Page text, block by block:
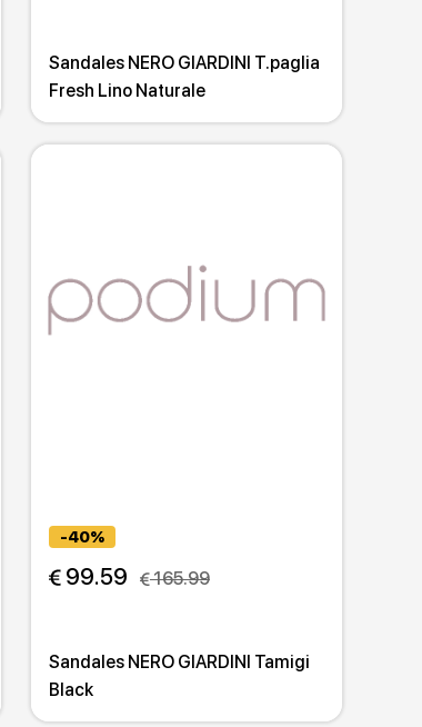
Sandales NERO GIARDINI T.paglia
Fresh Lino Naturale
-40%
99.59 165.99
Sandales NERO GIARDINI Tamigi
Black